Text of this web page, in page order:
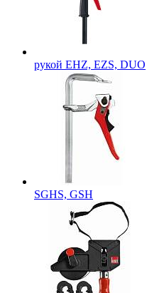
рукой EHZ, EZS, DUO
SGHS, GSH